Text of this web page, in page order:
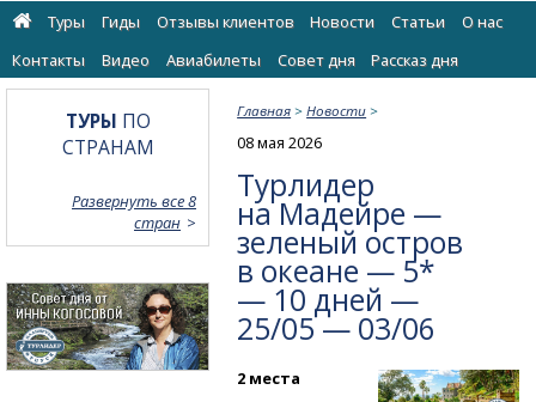
Туры Гиды Отзывы клиентов Новости Статьи
О нас
Контакты
Видео Авиабилеты Cовет дня Рассказ дня
Главная >Новости >
08 мая 2026
Турлидер
на Мадейре —
зеленый остров
в океане — 5*
— 10 дней —
25/05 — 03/06
2 места
ТУРЫ ПО
СТРАНАМ
Развернуть все 8
стран